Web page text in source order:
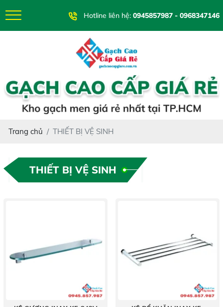
Hotline liên hệ:0945857987 - 0968347146
Trang chủ THIẾT BỊ VỆ SINH
THIẾT BỊ VỆ SINH